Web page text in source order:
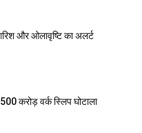
और ओलावृष्टि का अलर्ट
करोड़ वर्क स्लिप घोटाला